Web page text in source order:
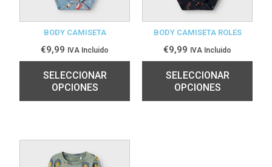
BODY CAMISETA
€9,99 IVA Incluido
SELECCIONAR
OPCIONES
BODY CAMISETA ROLES
€9,99 IVA Incluido
SELECCIONAR
OPCIONES